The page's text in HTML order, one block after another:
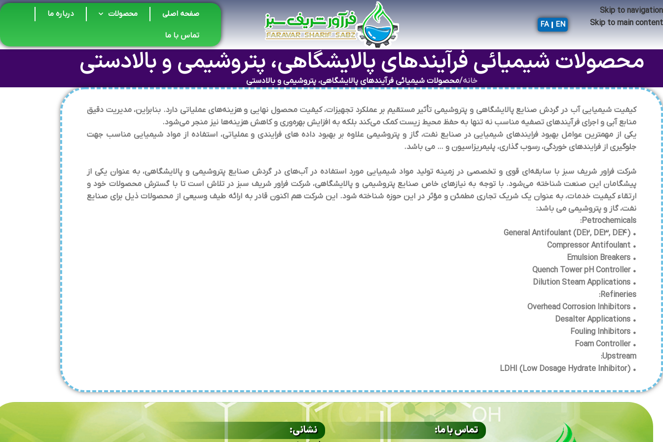
Skip to navigation
Skip to main content
EN
FA
صفحه اصلی محصولات درباره ما
تماس با ما
محصولات شیمیائی فرآیندهای پالایشگاهی، پتروشیمی و بالادستی
خانه/محصولات شیمیائی فرآیندهای پالایشگاهی، پتروشیمی و بالادستی
کیفیت شیمیایی آب در گردش صنایع پالایشگاهی و پتروشیمی تأثیر مستقیم بر عملکرد تجهیزات، کیفیت محصول نهایی و هزینه‌های عملیاتی دارد. بنابراین، مدیریت دقیق
منابع آبی و اجرای فرآیندهای تصفیه مناسب نه تنها به حفظ محیط زیست کمک می‌کند بلکه به افزایش بهره‌وری و کاهش هزینه‌ها نیز منجر می‌شود.
یکی از مهمترین عوامل بهبود فرایندهای شیمیایی در صنایع نفت، گاز و پتروشیمی علاوه بر بهبود داده های فرایندی و عملیاتی، استفاده از مواد شیمیایی مناسب جهت
جلوگیری از فرایندهای خوردگی، رسوب گذاری، پلیمریزاسیون و … می باشد.
شرکت فراور شریف سبز با سابقه‌ای قوی و تخصصی در زمینه تولید مواد شیمیایی مورد استفاده در آب‌های در گردش صنایع پتروشیمی و پالایشگاهی، به عنوان یکی از
پیشگامان این صنعت شناخته می‌شود. با توجه به نیازهای خاص صنایع پتروشیمی و پالایشگاهی، شرکت فراور شریف سبز در تلاش است تا با گسترش محصولات خود و
ارتقاء کیفیت خدمات، به عنوان یک شریک تجاری مطمئن و مؤثر در این حوزه شناخته شود. این شرکت هم اکنون قادر به ارائه طیف وسیعی از محصولات ذیل برای صنایع
نفت، گاز و پتروشیمی می باشد:
Petrochemicals:
• General Antifoulant (DE2, DE3, DE4)
• Compressor Antifoulant
• Emulsion Breakers
• Quench Tower pH Controller
• Dilution Steam Applications
Refineries:
• Overhead Corrosion Inhibitors
• Desalter Applications
• Fouling Inhibitors
• Foam Controller
Upstream:
• LDHI (Low Dosage Hydrate Inhibitor)
تماس با ما: نشانی: